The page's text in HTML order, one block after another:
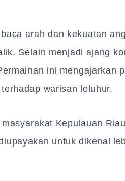
arah dan kekuatan
Selain menjadi ajang
ini mengajarkan
warisan leluhur.
Kepulauan
untuk dikenal